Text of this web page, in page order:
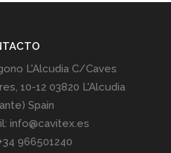
L'Alcudia C/Caves
10-12 03820 L'Alcudia
Spain
info@cavitex.es
966501240